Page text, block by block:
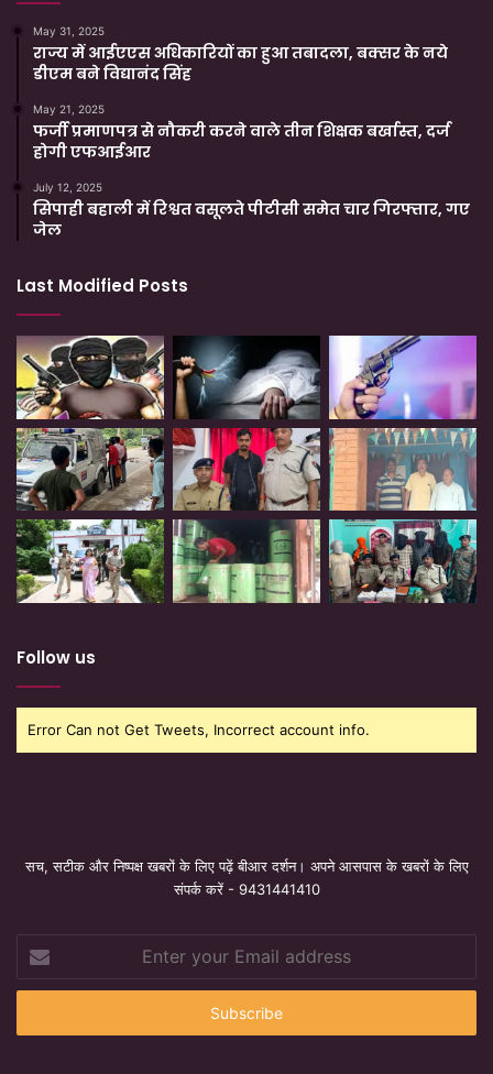
May 31, 2025
राज्य में आईएएस अधिकारियों का हुआ तबादला, बक्सर के नये
डीएम बने विद्यानंद सिंह
May 21, 2025
फर्जी प्रमाणपत्र से नौकरी करने वाले तीन शिक्षक बर्खास्त, दर्ज
होगी एफआईआर
July 12, 2025
सिपाही बहाली में रिश्वत वसूलते पीटीसी समेत चार गिरफ्तार, गए
जेल
Last Modified Posts
Follow us
Error Can not Get Tweets, Incorrect account info.
सच, सटीक और निष्पक्ष खबरों के लिए पढ़ें बीआर दर्शन। अपने आसपास के खबरों के लिए
संपर्क करें - 9431441410
your
Email